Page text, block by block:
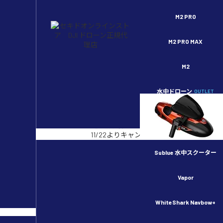
M2 PRO
M2 PRO MAX
M2
水中ドローン OUTLET
Sublue 水中スクーター
Vapor
WhiteShark Navbow+
11/22よりキャンペーン開始予定！
DJI OM5 のゴムパットは何に